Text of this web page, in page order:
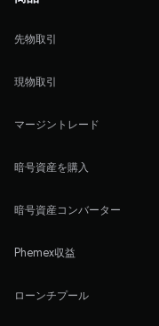
先物取引
現物取引
マージントレード
暗号資産を購入
暗号資産コンバーター
Phemex収益
ローンチプール